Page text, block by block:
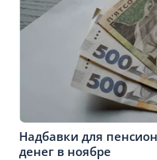
Надбавки для
денег в ноябре